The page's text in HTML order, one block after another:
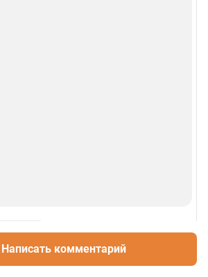
Написать комментарий